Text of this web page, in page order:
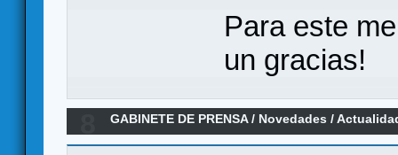
Para este
un gracias!
GABINETE DE PRENSA/ Novedades /